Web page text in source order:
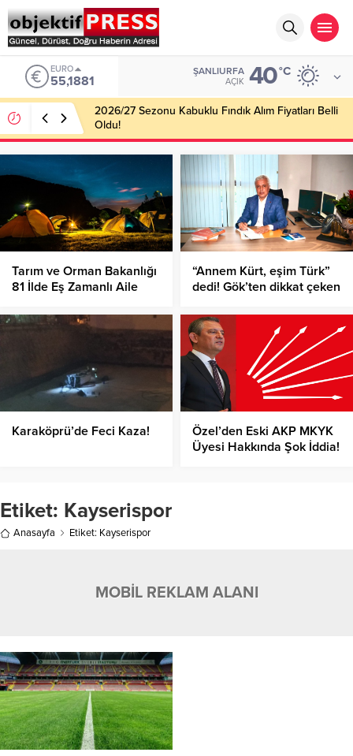
EURO
55,1881
ŞANLIURFA
AÇIK 40°C
2026/27 Sezonu Kabuklu Fındık Alım Fiyatları Belli
Oldu!
Tarım ve Orman Bakanlığı
81 İlde Eş Zamanlı Aile
“Annem Kürt, eşim Türk”
dedi! Gök’ten dikkat çeken
Karaköprü’de Feci Kaza!
Özel’den Eski AKP MKYK
Üyesi Hakkında Şok İddia!
Etiket: Kayserispor
Anasayfa Etiket: Kayserispor
MOBİL REKLAM ALANI